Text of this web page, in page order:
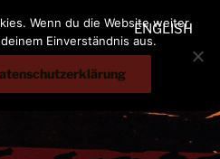
ENGLISH
Wenn du die Website weiter
Einverständnis aus.